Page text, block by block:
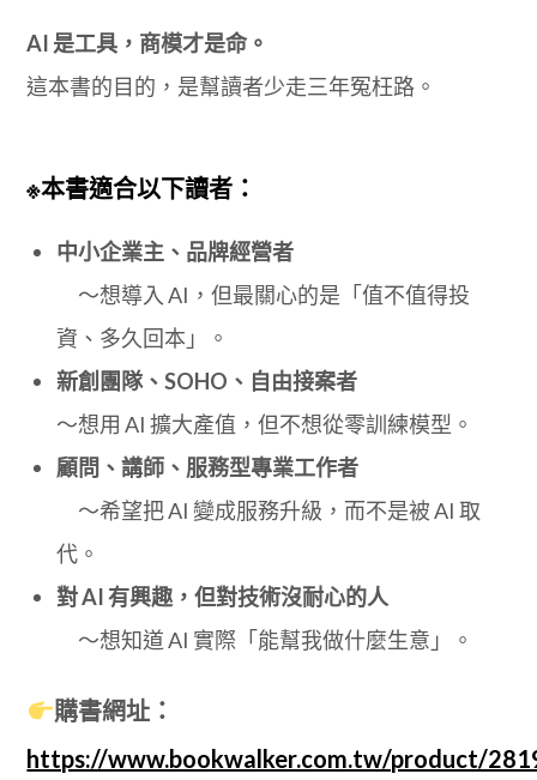
AI 是工具，商模才是命。
這本書的目的，是幫讀者少走三年冤枉路。
※本書適合以下讀者：
中小企業主、品牌經營者
～想導入 AI，但最關心的是「值不值得投
資、多久回本」。
新創團隊、SOHO、自由接案者
～想用 AI 擴大產值，但不想從零訓練模型。
顧問、講師、服務型專業工作者
～希望把 AI 變成服務升級，而不是被 AI 取
代。
對 AI 有興趣，但對技術沒耐心的人
～想知道 AI 實際「能幫我做什麼生意」。
購書網址：
https://www.bookwalker.com.tw/product/